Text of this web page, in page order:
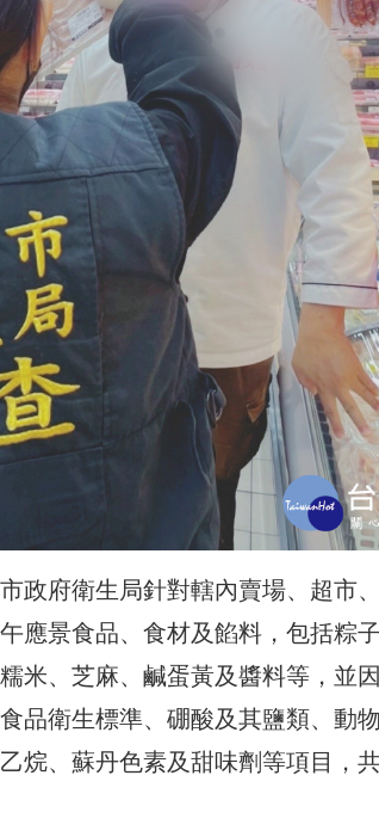
政府衛生局針對轄內賣場、超市、
應景食品、食材及餡料，包括粽
米、芝麻、鹹蛋黃及醬料等，並
品衛生標準、硼酸及其鹽類、動
烷、蘇丹色素及甜味劑等項目，